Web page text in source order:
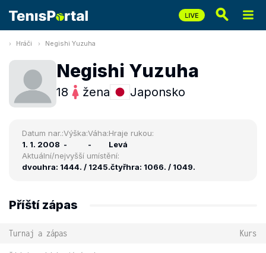
Hráči Negishi Yuzuha
Negishi Yuzuha
18 žena Japonsko
Datum nar.:
1. 1. 2008
Výška:
-
Váha:
-
Hraje rukou:
Levá
Aktuální/nejvyšší umístění:
dvouhra: 1444. / 1245.čtyřhra: 1066. / 1049.
Příští zápas
Turnaj a zápas Kurs